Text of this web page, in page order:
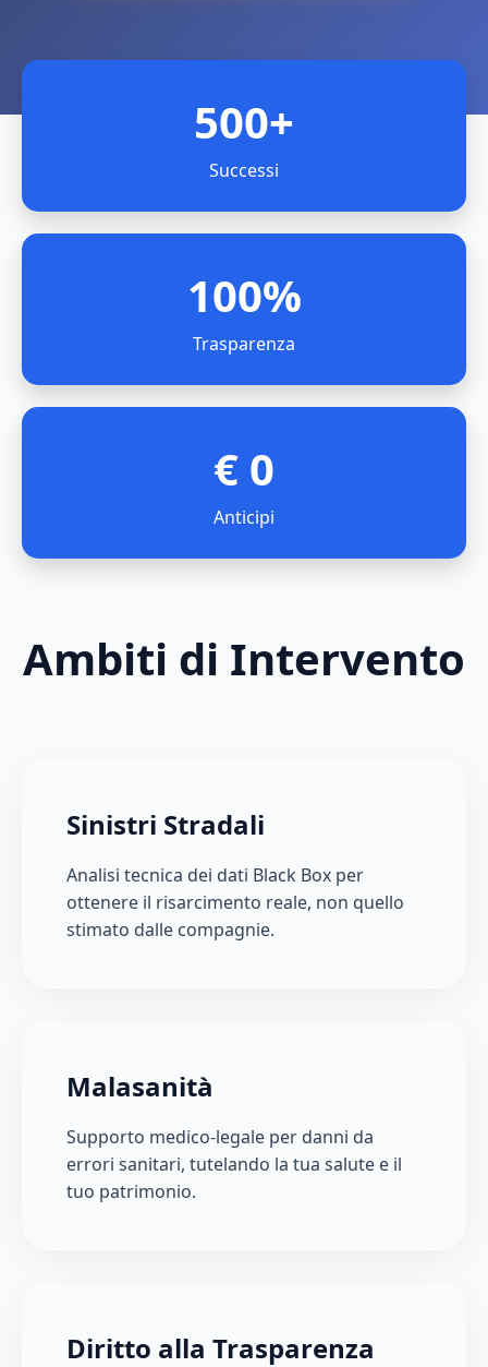
500+
Successi
100%
Trasparenza
€ 0
Anticipi
Ambiti di Intervento
Sinistri Stradali
Analisi tecnica dei dati Black Box per
ottenere il risarcimento reale, non quello
stimato dalle compagnie.
Malasanità
Supporto medico-legale per danni da
errori sanitari, tutelando la tua salute e il
tuo patrimonio.
Diritto alla Trasparenza